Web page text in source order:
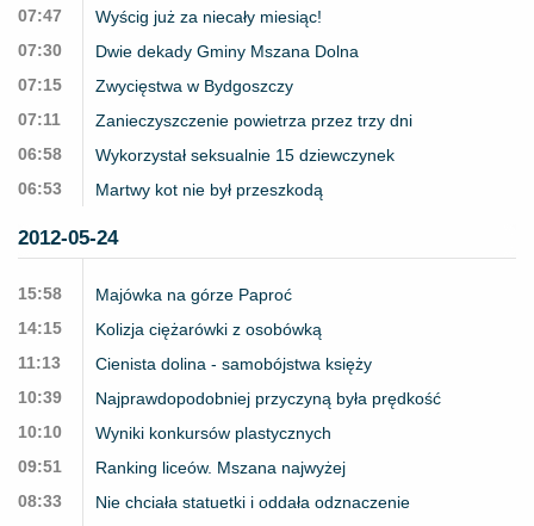
07:47
Wyścig już za niecały miesiąc!
07:30
Dwie dekady Gminy Mszana Dolna
07:15
Zwycięstwa w Bydgoszczy
07:11
Zanieczyszczenie powietrza przez trzy dni
06:58
Wykorzystał seksualnie 15 dziewczynek
06:53
Martwy kot nie był przeszkodą
2012-05-24
15:58
Majówka na górze Paproć
14:15
Kolizja ciężarówki z osobówką
11:13
Cienista dolina - samobójstwa księży
10:39
Najprawdopodobniej przyczyną była prędkość
10:10
Wyniki konkursów plastycznych
09:51
Ranking liceów. Mszana najwyżej
08:33
Nie chciała statuetki i oddała odznaczenie